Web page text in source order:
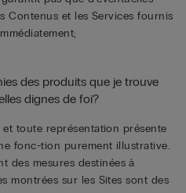
Contenus et les Services fournis
des produits que je trouve
dignes de foi?
toute représentation présente
fonc-tion purement illustrative.
des mesures destinées à
montrées sur les Sites sont des